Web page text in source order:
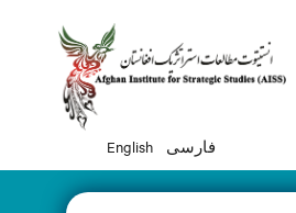
English فارسی